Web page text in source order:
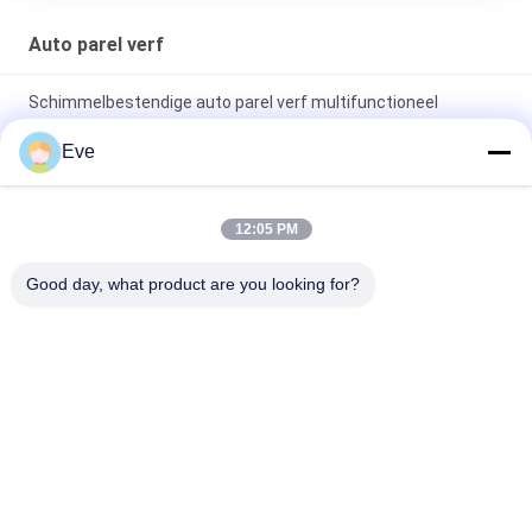
Auto parel verf
Schimmelbestendige auto parel verf multifunctioneel
praktische witte kleur
Niet-giftige Rode Parel Auto Verf Multiscene Vervaagt
Grondlak Voor Carrosserie
Eve
12:05 PM
Good day, what product are you looking for?